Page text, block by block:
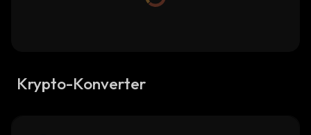
Krypto-Konverter